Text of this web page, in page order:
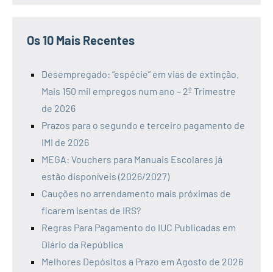
Os 10 Mais Recentes
Desempregado: “espécie” em vias de extinção.
Mais 150 mil empregos num ano – 2º Trimestre
de 2026
Prazos para o segundo e terceiro pagamento de
IMI de 2026
MEGA: Vouchers para Manuais Escolares já
estão disponíveis (2026/2027)
Cauções no arrendamento mais próximas de
ficarem isentas de IRS?
Regras Para Pagamento do IUC Publicadas em
Diário da República
Melhores Depósitos a Prazo em Agosto de 2026